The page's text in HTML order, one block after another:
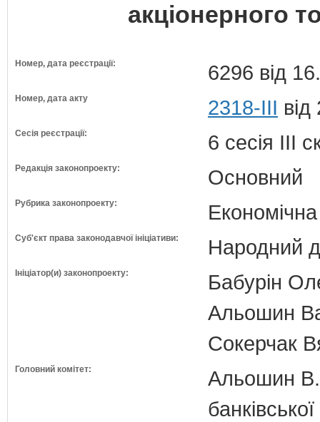
акціонерного
Номер, дата реєстрації: 6296 від
Номер, дата акту 2318-III
Сесія реєстрації: 6 сесія III
Редакція законопроекту: Основний
Рубрика законопроекту:
Суб'єкт права законодавчої ініціативи: Народний
Ініціатор(и) законопроекту:
Бабурін
Альошин
Сокерчак
Головний комітет:
Альошин